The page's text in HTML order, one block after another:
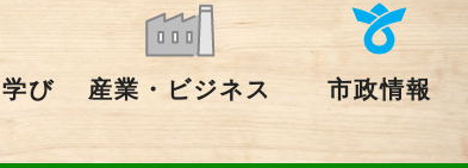
び 産業・ビジネス 市政情報